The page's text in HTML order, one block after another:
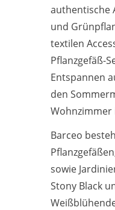
authentische
und
textilen
Pflanzgefäß-
Entspannen
den
Wohnzimmer
Barceo
sowie
Stony Black